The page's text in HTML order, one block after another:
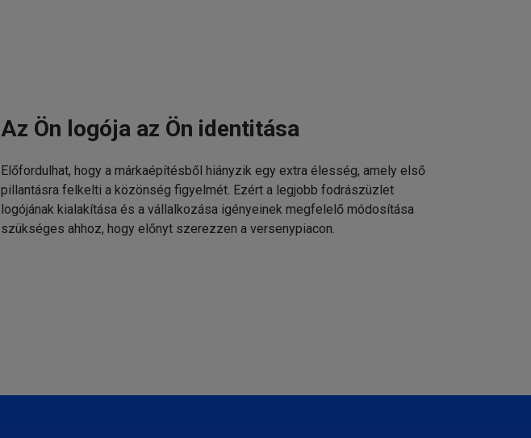
Az Ön logója az Ön identitása
Előfordulhat, hogy a márkaépítésből hiányzik egy extra élesség, amely első
pillantásra felkelti a közönség figyelmét. Ezért a legjobb fodrászüzlet
logójának kialakítása és a vállalkozása igényeinek megfelelő módosítása
szükséges ahhoz, hogy előnyt szerezzen a versenypiacon.